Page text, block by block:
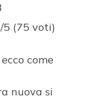
5 (75 voti)
come
nuova si